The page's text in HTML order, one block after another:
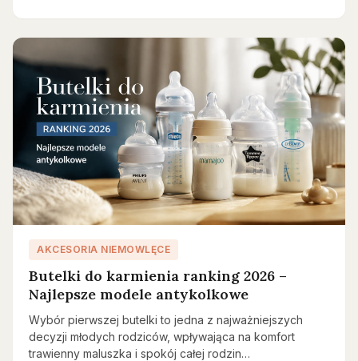
AKCESORIA NIEMOWLĘCE
Butelki do karmienia ranking 2026 –
Najlepsze modele antykolkowe
Wybór pierwszej butelki to jedna z najważniejszych
decyzji młodych rodziców, wpływająca na komfort
trawienny maluszka i spokój całej rodzin…